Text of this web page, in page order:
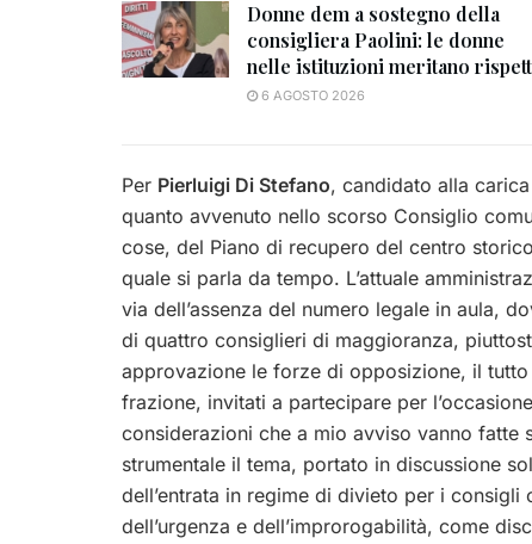
Donne dem a sostegno della
consigliera Paolini: le donne
nelle istituzioni meritano
6 AGOSTO 2026
Per Pierluigi Di Stefano, candidato alla
quanto avvenuto nello scorso Consiglio
cose, del Piano di recupero del centro
quale si parla da tempo. L’attuale
via dell’assenza del numero legale in aula,
di quattro consiglieri di maggioranza,
approvazione le forze di opposizione, il
frazione, invitati a partecipare per
considerazioni che a mio avviso vanno
strumentale il tema, portato in discussione
dell’entrata in regime di divieto per i
dell’urgenza e dell’improrogabilità, come